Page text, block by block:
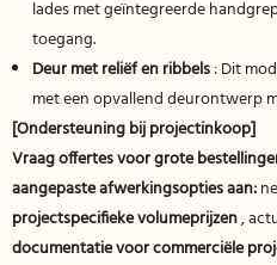
lades met geïntegreerde
toegang.
Deur met reliëf en ribbels: Dit
met een opvallend deurontwerp
[Ondersteuning bij projectinkoop]
Vraag offertes voor grote
aangepaste afwerkingsopties aan:
projectspecifieke volumeprijzen,
documentatie voor commerciële